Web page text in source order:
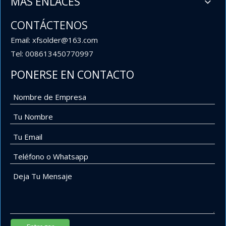
CONTÁCTENOS
Email: xfsolder@163.com
Tel: 008613450770997
PONERSE EN CONTACTO